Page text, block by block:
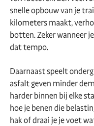
snelle opbouw van je
kilometers maakt,
botten. Zeker wanneer
dat tempo.
Daarnaast speelt
asfalt geven minder
harder binnen bij elke
hoe je benen die
hak of draai je je voet